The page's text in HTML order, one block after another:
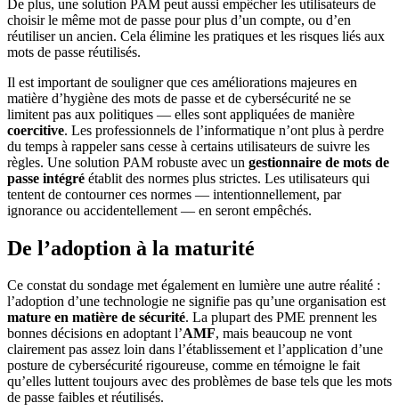
De plus, une solution PAM peut aussi empêcher les utilisateurs de
choisir le même mot de passe pour plus d’un compte, ou d’en
réutiliser un ancien. Cela élimine les pratiques et les risques liés aux
mots de passe réutilisés.
Il est important de souligner que ces améliorations majeures en
matière d’hygiène des mots de passe et de cybersécurité ne se
limitent pas aux politiques — elles sont appliquées de manière
coercitive. Les professionnels de l’informatique n’ont plus à perdre
du temps à rappeler sans cesse à certains utilisateurs de suivre les
règles. Une solution PAM robuste avec un gestionnaire de mots de
passe intégré établit des normes plus strictes. Les utilisateurs qui
tentent de contourner ces normes — intentionnellement, par
ignorance ou accidentellement — en seront empêchés.
De l’adoption à la maturité
Ce constat du sondage met également en lumière une autre réalité :
l’adoption d’une technologie ne signifie pas qu’une organisation est
mature en matière de sécurité. La plupart des PME prennent les
bonnes décisions en adoptant l’AMF, mais beaucoup ne vont
clairement pas assez loin dans l’établissement et l’application d’une
posture de cybersécurité rigoureuse, comme en témoigne le fait
qu’elles luttent toujours avec des problèmes de base tels que les mots
de passe faibles et réutilisés.